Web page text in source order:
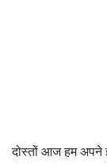
दोस्तों आज हम अपने